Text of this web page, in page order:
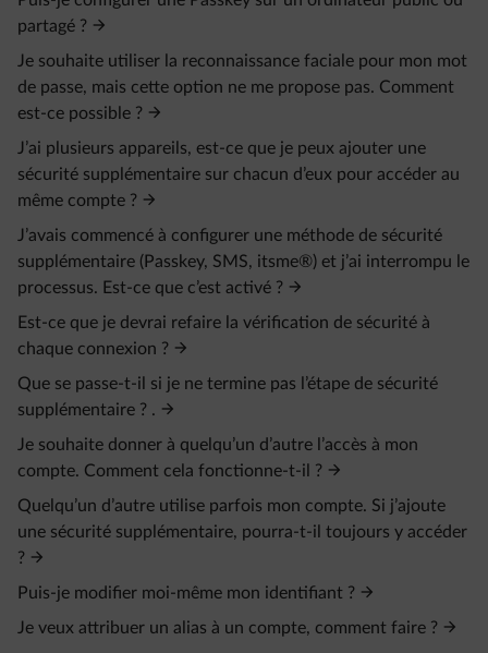
partagé ?
Je souhaite utiliser la reconnaissance faciale pour mon mot
de passe, mais cette option ne me propose pas. Comment
est-ce possible ?
J’ai plusieurs appareils, est-ce que je peux ajouter une
sécurité supplémentaire sur chacun d’eux pour accéder au
même compte ?
J’avais commencé à configurer une méthode de sécurité
supplémentaire (Passkey, SMS, itsme®) et j’ai interrompu le
processus. Est-ce que c’est activé ?
Est-ce que je devrai refaire la vérification de sécurité à
chaque connexion ?
Que se passe-t-il si je ne termine pas l’étape de sécurité
supplémentaire ? .
Je souhaite donner à quelqu’un d’autre l’accès à mon
compte. Comment cela fonctionne-t-il ?
Quelqu’un d’autre utilise parfois mon compte. Si j’ajoute
une sécurité supplémentaire, pourra-t-il toujours y accéder
?
Puis-je modifier moi-même mon identifiant ?
Je veux attribuer un alias à un compte, comment faire ?